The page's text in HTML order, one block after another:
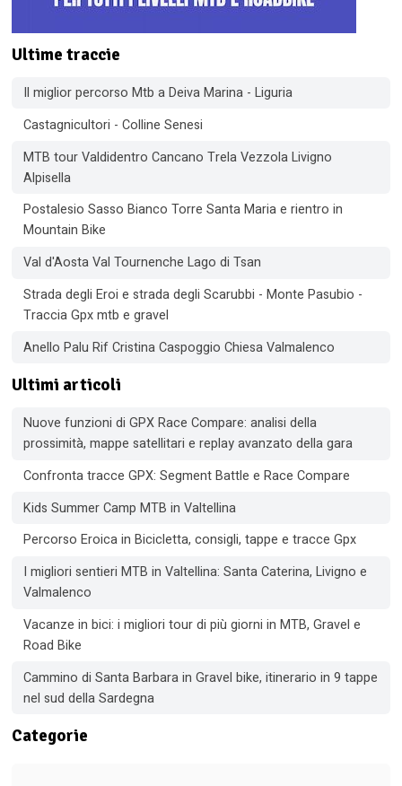
Ultime traccie
Il miglior percorso Mtb a Deiva Marina - Liguria
Castagnicultori - Colline Senesi
MTB tour Valdidentro Cancano Trela Vezzola Livigno
Alpisella
Postalesio Sasso Bianco Torre Santa Maria e rientro in
Mountain Bike
Val d'Aosta Val Tournenche Lago di Tsan
Strada degli Eroi e strada degli Scarubbi - Monte Pasubio -
Traccia Gpx mtb e gravel
Anello Palu Rif Cristina Caspoggio Chiesa Valmalenco
Ultimi articoli
Nuove funzioni di GPX Race Compare: analisi della
prossimità, mappe satellitari e replay avanzato della gara
Confronta tracce GPX: Segment Battle e Race Compare
Kids Summer Camp MTB in Valtellina
Percorso Eroica in Bicicletta, consigli, tappe e tracce Gpx
I migliori sentieri MTB in Valtellina: Santa Caterina, Livigno e
Valmalenco
Vacanze in bici: i migliori tour di più giorni in MTB, Gravel e
Road Bike
Cammino di Santa Barbara in Gravel bike, itinerario in 9 tappe
nel sud della Sardegna
Categorie